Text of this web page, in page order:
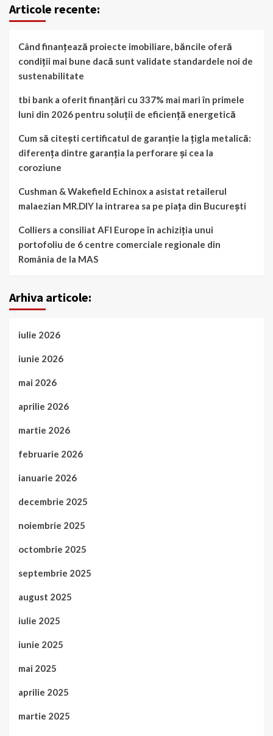
Articole recente:
Când finanțează proiecte imobiliare, băncile oferă
condiții mai bune dacă sunt validate standardele noi de
sustenabilitate
tbi bank a oferit finanțări cu 337% mai mari în primele
luni din 2026 pentru soluții de eficiență energetică
Cum să citești certificatul de garanție la țigla metalică:
diferența dintre garanția la perforare și cea la
coroziune
Cushman & Wakefield Echinox a asistat retailerul
malaezian MR.DIY la intrarea sa pe piața din București
Colliers a consiliat AFI Europe în achiziția unui
portofoliu de 6 centre comerciale regionale din
România de la MAS
Arhiva articole:
iulie 2026
iunie 2026
mai 2026
aprilie 2026
martie 2026
februarie 2026
ianuarie 2026
decembrie 2025
noiembrie 2025
octombrie 2025
septembrie 2025
august 2025
iulie 2025
iunie 2025
mai 2025
aprilie 2025
martie 2025